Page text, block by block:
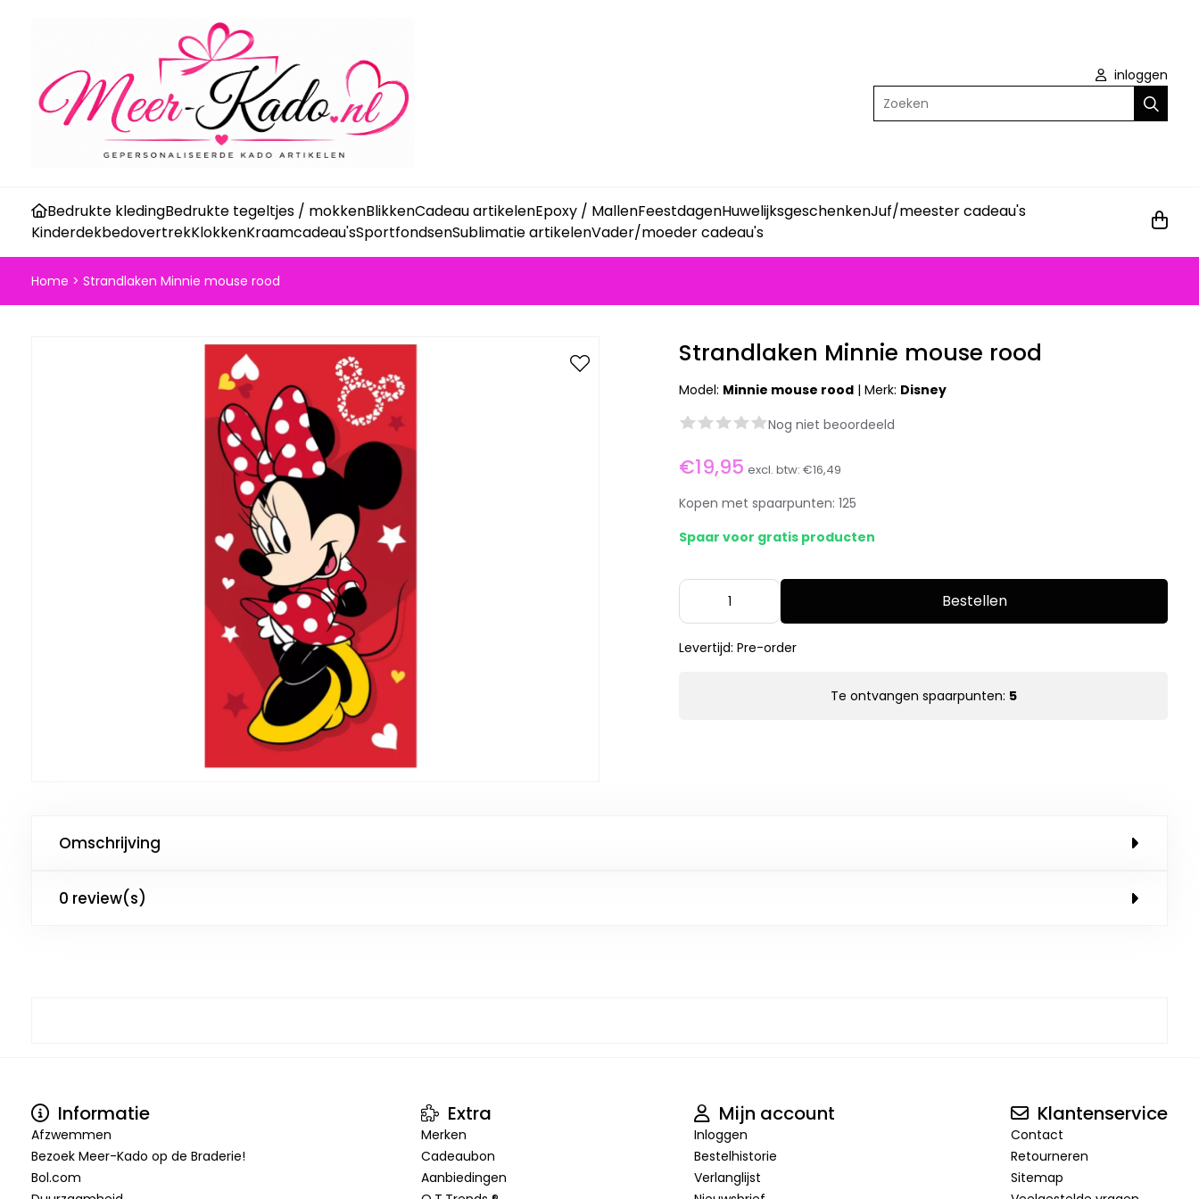
inloggen
Zoeken
Bedrukte kledingBedrukte tegeltjes / mokkenBlikkenCadeau artikelenEpoxy / MallenFeestdagenHuwelijksgeschenkenJuf/meester cadeau's
KinderdekbedovertrekKlokkenKraamcadeau'sSportfondsenSublimatie artikelenVader/moeder cadeau's
Home > Strandlaken Minnie mouse rood
Strandlaken Minnie mouse rood
Model: Minnie mouse rood |Merk: Disney
Nog niet beoordeeld
€19,95 excl. btw:€16,49
Kopen met spaarpunten:125
Spaar voor gratis producten
Bestellen
Levertijd: Pre-order
Te ontvangen spaarpunten: 5
Omschrijving
0 review(s)
Informatie
Afzwemmen
Bezoek Meer-Kado op de Braderie!
Bol.com
Extra
Merken
Cadeaubon
Aanbiedingen
Mijn account
Inloggen
Bestelhistorie
Verlanglijst
Klantenservice
Contact
Retourneren
Sitemap